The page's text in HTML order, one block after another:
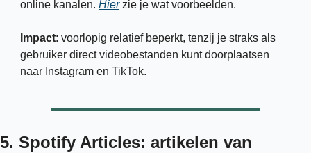
online kanalen. Hier zie je wat voorbeelden.
Impact: voorlopig relatief beperkt, tenzij je straks als
gebruiker direct videobestanden kunt doorplaatsen
naar Instagram en TikTok.
5. Spotify Articles: artikelen van